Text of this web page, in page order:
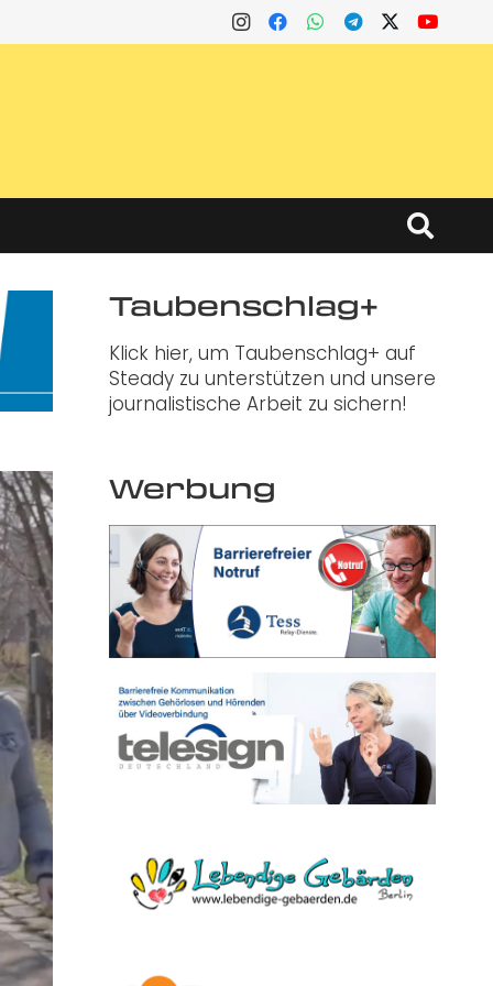
Taubenschlag+
Klick hier, um Taubenschlag+ auf
Steady zu unterstützen und unsere
journalistische Arbeit zu sichern!
Werbung